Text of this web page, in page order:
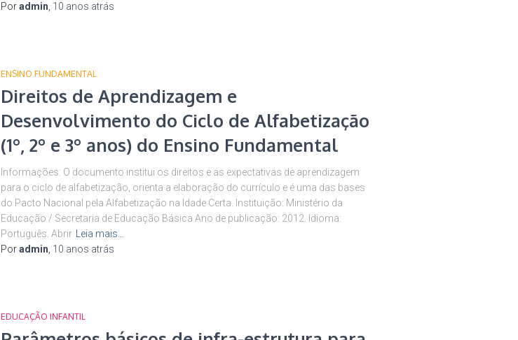
Poradmin 10 anos atrás
ENSINO FUNDAMENTAL
Direitos de Aprendizagem e
Desenvolvimento do Ciclo de Alfabetização
(1º, 2º e 3º anos) do Ensino Fundamental
Informações: O documento institui os direitos e as expectativas de aprendizagem
para o ciclo de alfabetização, orienta a elaboração do currículo e é uma das bases
do Pacto Nacional pela Alfabetização na Idade Certa. Instituição: Ministério da
Educação / Secretaria de Educação Básica Ano de publicação: 2012. Idioma:
Português. Abrir
Leia mais…
Poradmin 10 anos atrás
EDUCAÇÃO INFANTIL